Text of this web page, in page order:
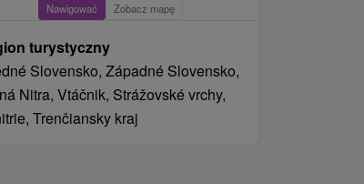
Nawigować Zobacz mapę
turystyczny
Slovensko, Západné Slovensko,
Nitra, Vtáčnik, Strážovské vrchy,
Trenčiansky kraj